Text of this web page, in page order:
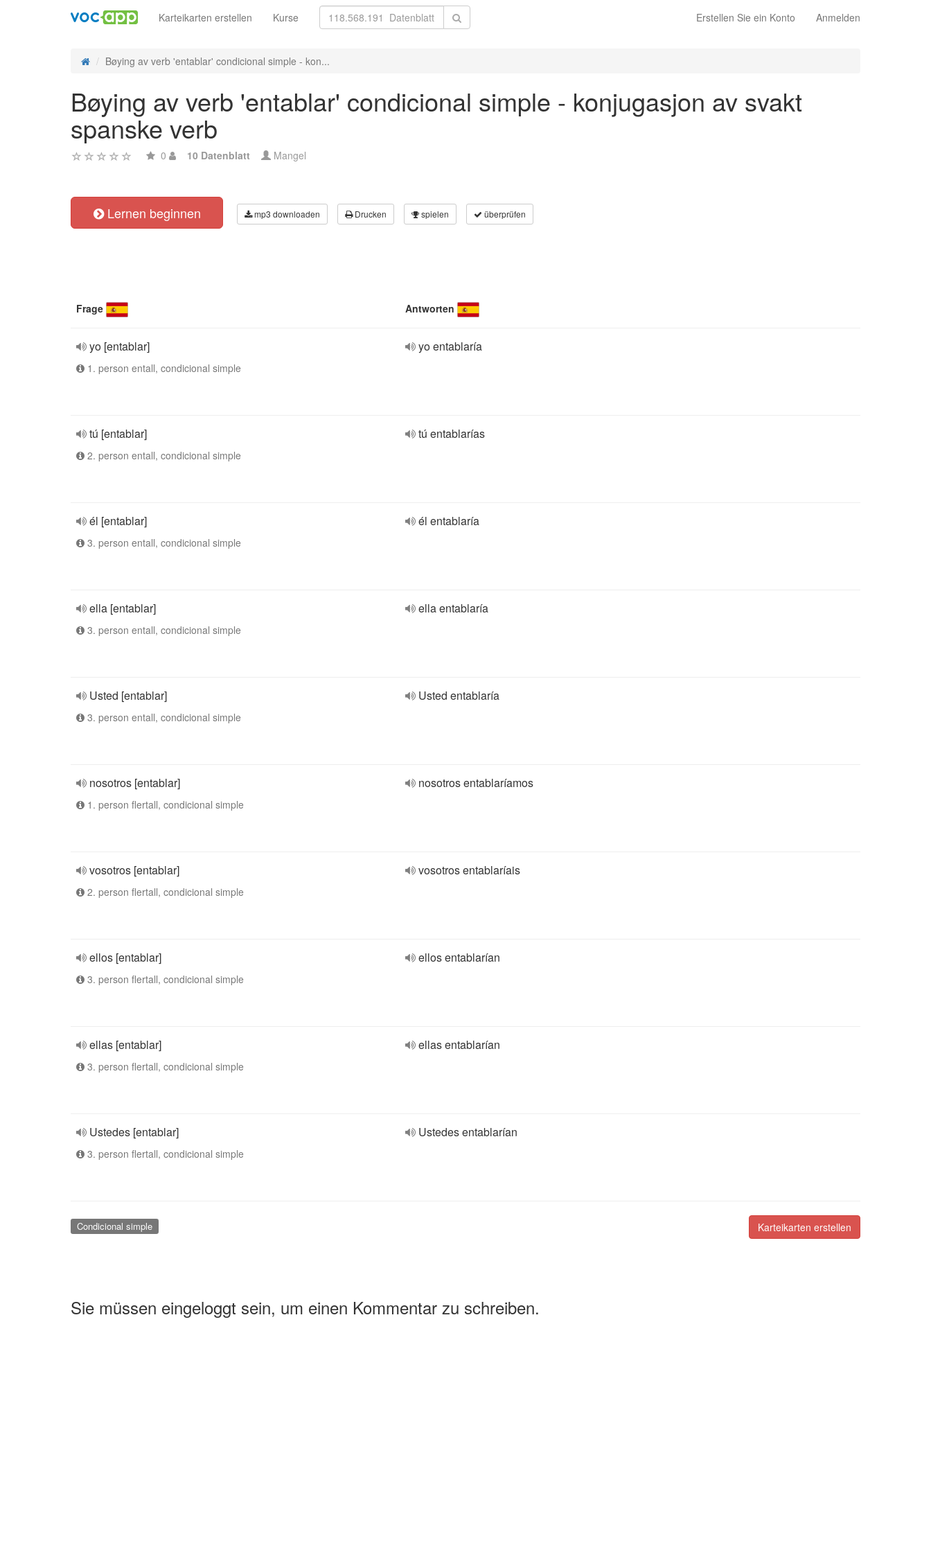
Erstellen Sie ein Konto Anmelden
Karteikarten erstellen Kurse
Bøying av verb 'entablar' condicional simple - kon...
Bøying av verb 'entablar' condicional simple - konjugasjon av svakt
spanske verb
0 10 Datenblatt Mangel
Lernen beginnen mp3 downloaden Drucken spielen überprüfen
Frage Antworten
yo [entablar]
1. person entall, condicional simple
yo entablaría
tú [entablar]
2. person entall, condicional simple
tú entablarías
él [entablar]
3. person entall, condicional simple
él entablaría
ella [entablar]
3. person entall, condicional simple
ella entablaría
Usted [entablar]
3. person entall, condicional simple
Usted entablaría
nosotros [entablar]
1. person flertall, condicional simple
nosotros entablaríamos
vosotros [entablar]
2. person flertall, condicional simple
vosotros entablaríais
ellos [entablar]
3. person flertall, condicional simple
ellos entablarían
ellas [entablar]
3. person flertall, condicional simple
ellas entablarían
Ustedes [entablar]
3. person flertall, condicional simple
Ustedes entablarían
Karteikarten erstellen
Condicional simple
Sie müssen eingeloggt sein, um einen Kommentar zu schreiben.